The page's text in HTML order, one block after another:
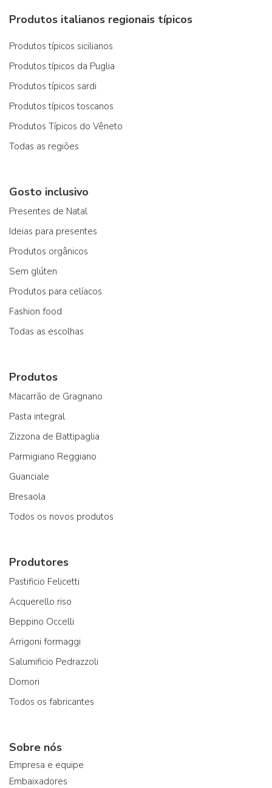
Produtos italianos regionais típicos
Produtos típicos sicilianos
Produtos típicos da Puglia
Produtos típicos sardi
Produtos típicos toscanos
Produtos Típicos do Vêneto
Todas as regiões
Gosto inclusivo
Presentes de Natal
Ideias para presentes
Produtos orgânicos
Sem glúten
Produtos para celíacos
Fashion food
Todas as escolhas
Produtos
Macarrão de Gragnano
Pasta integral
Zizzona de Battipaglia
Parmigiano Reggiano
Guanciale
Bresaola
Todos os novos produtos
Produtores
Pastificio Felicetti
Acquerello riso
Beppino Occelli
Arrigoni formaggi
Salumificio Pedrazzoli
Domori
Todos os fabricantes
Sobre nós
Empresa e equipe
Embaixadores